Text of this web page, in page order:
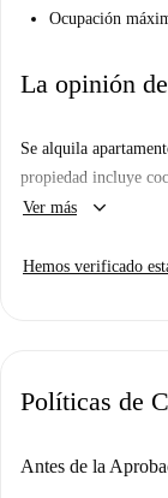
Ocupación
La opinión
Se alquila
propiedad incluye
Ver más
keyboard_arrow_down
Hemos verificado
Políticas de
Antes de la